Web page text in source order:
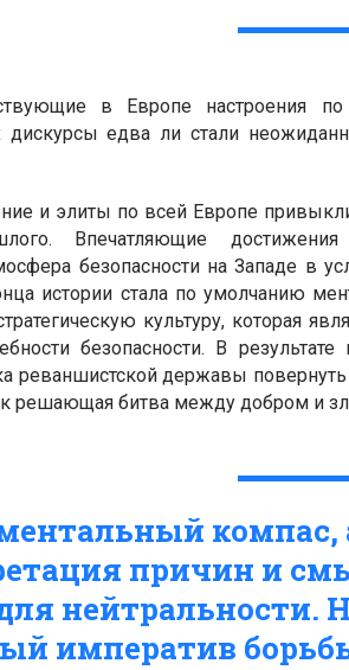
в Европе настроения
едва ли стали
и элиты по всей Европе
Впечатляющие
безопасности на Западе в
истории стала по умолчанию
культуру, которая
безопасности. В
реваншистской державы
решающая битва между добром и
причин и
нейтральности.
императив